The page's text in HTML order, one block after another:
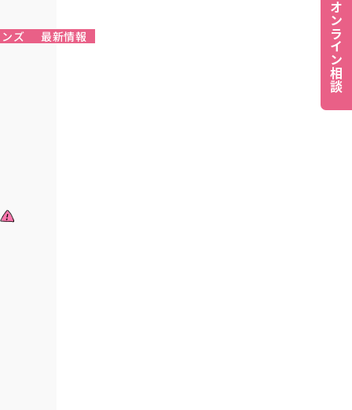
ズ 最新情報 オンライン相談